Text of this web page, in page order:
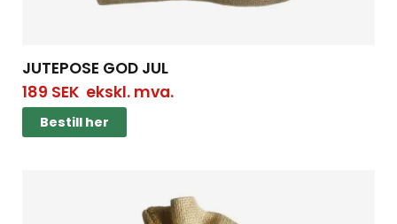
JUTEPOSE GOD JUL
189 SEKekskl. mva.
Bestill her